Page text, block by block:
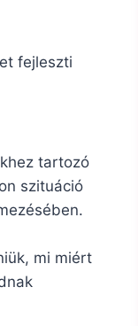
fejleszti
tartozó
szituáció
mi miért